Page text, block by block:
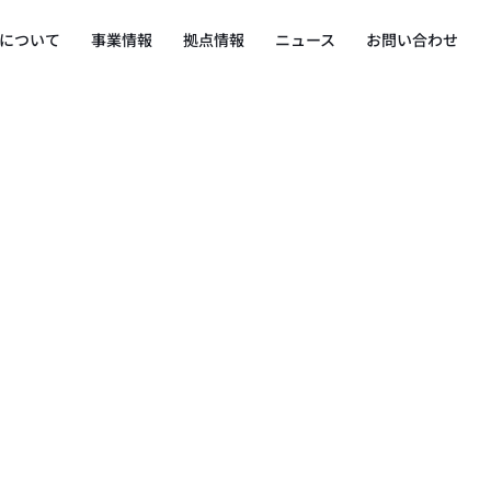
ついて 事業情報 拠点情報 ニュース お問い合わせ